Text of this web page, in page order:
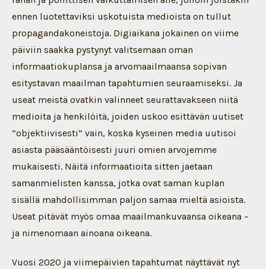
ennen luotettaviksi uskotuista medioista on tullut
propagandakoneistoja. Digiaikana jokainen on viime
päiviin saakka pystynyt valitsemaan oman
informaatiokuplansa ja arvomaailmaansa sopivan
esitystavan maailman tapahtumien seuraamiseksi. Ja
useat meistä ovatkin valinneet seurattavakseen niitä
medioita ja henkilöitä, joiden uskoo esittävän uutiset
”objektiivisesti” vain, koska kyseinen media uutisoi
asiasta pääsääntöisesti juuri omien arvojemme
mukaisesti. Näitä informaatioita sitten jaetaan
samanmielisten kanssa, jotka ovat saman kuplan
sisällä mahdollisimman paljon samaa mieltä asioista.
Useat pitävät myös omaa maailmankuvaansa oikeana –
ja nimenomaan ainoana oikeana.
Vuosi 2020 ja viimepäivien tapahtumat näyttävät nyt